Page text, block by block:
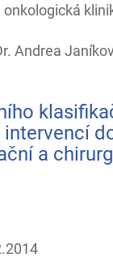
Andrea
a